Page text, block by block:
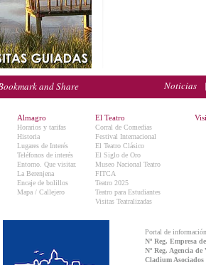
Noticias
Almagro
Horarios y tarifas
Historia
Lugares de Interés
Teléfonos de interés
Entorno. Que visitar.
La Berenjena
Encaje de bolillos
Mapa / Callejero
El Teatro
Corral de Comedias
Festival Internacional
El Teatro Clásico
El Siglo de Oro
Museo Nacional Teatro
FITCA
Teatro 2025
Teatro para Estudiantes
Visitas Teatralizadas
Portal de
Nº Reg. Empresa
Nº Reg. Agencia
Cladium Asociados